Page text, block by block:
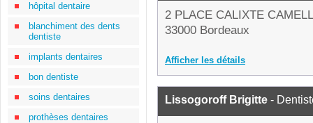
hôpital dentaire
blanchiment des dents
dentiste
implants dentaires
bon dentiste
soins dentaires
prothèses dentaires
2 PLACE CALIXTE
33000 Bordeaux
Afficher les détails
Lissogoroff Brigitte -